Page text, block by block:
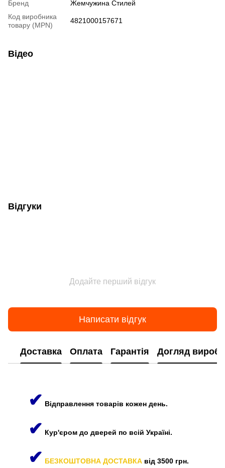
Бренд
Жемчужина Стилей
Код виробника
товару (MPN)
4821000157671
Відео
Відгуки
Додайте перший відгук
Написати відгук
Доставка Оплата Гарантія Догляд
✔ Відправлення товарів кожен день.
✔ Кур'єром до дверей по всій Україні.
✔ БЕЗКОШТОВНА ДОСТАВКА від 3500 грн.